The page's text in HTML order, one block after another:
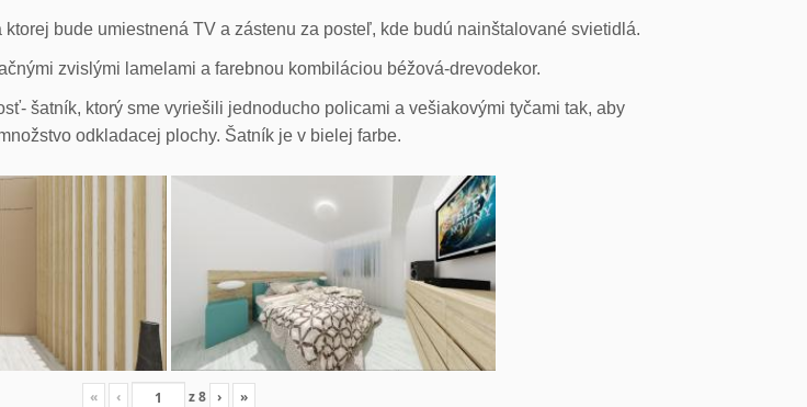
bude umiestnená TV a zástenu za posteľ, kde budú nainštalované svietidlá.
zvislými lamelami a farebnou kombiláciou béžová-drevodekor.
šatník, ktorý sme vyriešili jednoducho policami a vešiakovými tyčami tak, aby
odkladacej plochy. Šatník je v bielej farbe.
« ‹ z8 › »